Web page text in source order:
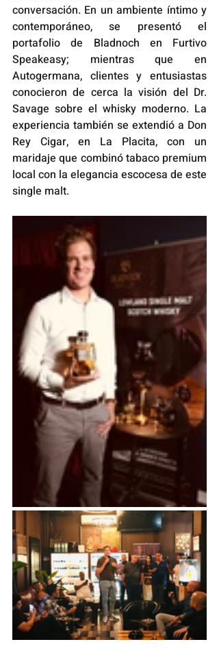
conversación. En un ambiente íntimo y
contemporáneo, se presentó el
portafolio de Bladnoch en Furtivo
Speakeasy; mientras que en
Autogermana, clientes y entusiastas
conocieron de cerca la visión del Dr.
Savage sobre el whisky moderno. La
experiencia también se extendió a Don
Rey Cigar, en La Placita, con un
maridaje que combinó tabaco premium
local con la elegancia escocesa de este
single malt.